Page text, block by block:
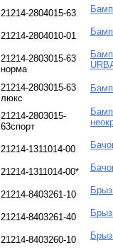
21214-2804015-63
21214-2804010-01
21214-2803015-63
норма
21214-2803015-63
люкс
21214-2803015-
63спорт
21214-1311014-00
21214-1311014-00*
21214-8403261-10
21214-8403261-40
21214-8403260-10